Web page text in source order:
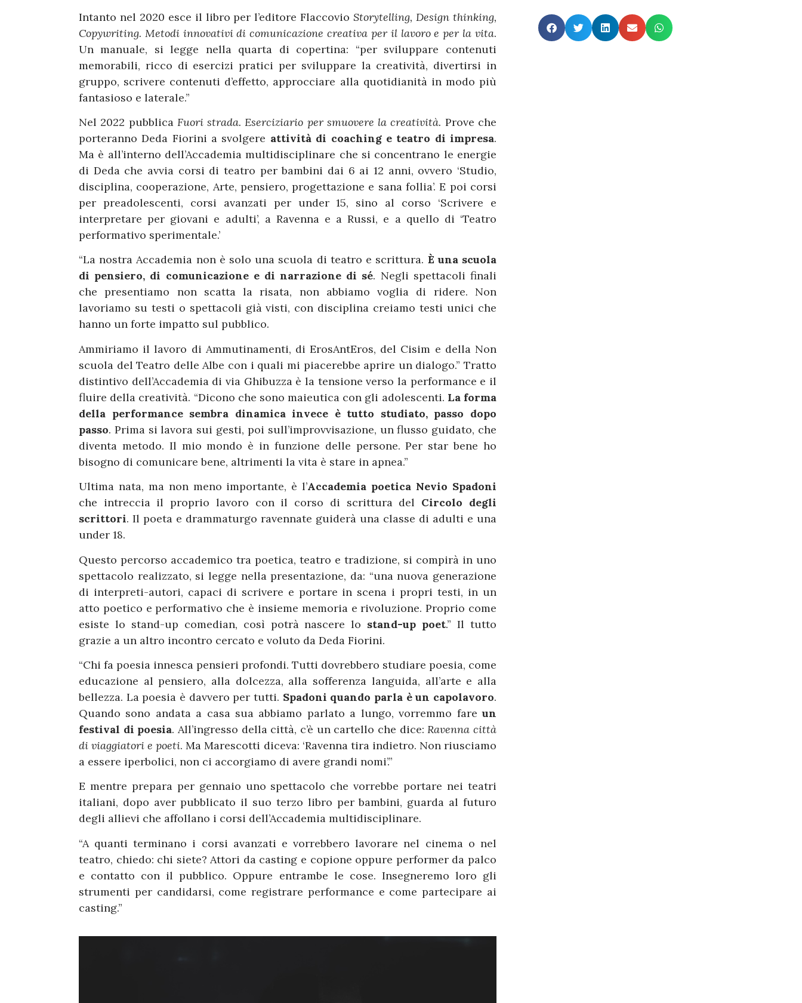
Intanto nel 2020 esce il libro per l’editore FlaccovioStorytelling, Design thinking,
Copywriting. Metodi innovativi di comunicazione creativa per il lavoro e per la vita.
Un manuale, si legge nella quarta di copertina: “per sviluppare contenuti
memorabili, ricco di esercizi pratici per sviluppare la creatività, divertirsi in
gruppo, scrivere contenuti d’effetto, approcciare alla quotidianità in modo più
fantasioso e laterale.”
Nel 2022 pubblica Fuori strada. Eserciziario per smuovere la creatività. Prove che
porteranno Deda Fiorini a svolgere attività di coaching e teatro di impresa.
Ma è all’interno dell’Accademia multidisciplinare che si concentrano le energie
di Deda che avvia corsi di teatro per bambini dai 6 ai 12 anni, ovvero ‘Studio,
disciplina, cooperazione, Arte, pensiero, progettazione e sana follia’. E poi corsi
per preadolescenti, corsi avanzati per under 15, sino al corso ‘Scrivere e
interpretare per giovani e adulti’, a Ravenna e a Russi, e a quello di ‘Teatro
performativo sperimentale.’
“La nostra Accademia non è solo una scuola di teatro e scrittura. È una scuola
di pensiero, di comunicazione e di narrazione di sé. Negli spettacoli finali
che presentiamo non scatta la risata, non abbiamo voglia di ridere. Non
lavoriamo su testi o spettacoli già visti, con disciplina creiamo testi unici che
hanno un forte impatto sul pubblico.
Ammiriamo il lavoro di Ammutinamenti, di ErosAntEros, del Cisim e della Non
scuola del Teatro delle Albe con i quali mi piacerebbe aprire un dialogo.” Tratto
distintivo dell’Accademia di via Ghibuzza è la tensione verso la performance e il
fluire della creatività. “Dicono che sono maieutica con gli adolescenti. La forma
della performance sembra dinamica invece è tutto studiato, passo dopo
passo. Prima si lavora sui gesti, poi sull’improvvisazione, un flusso guidato, che
diventa metodo. Il mio mondo è in funzione delle persone. Per star bene ho
bisogno di comunicare bene, altrimenti la vita è stare in apnea.”
Ultima nata, ma non meno importante, è l’Accademia poetica Nevio Spadoni
che intreccia il proprio lavoro con il corso di scrittura del Circolo degli
scrittori. Il poeta e drammaturgo ravennate guiderà una classe di adulti e una
under 18.
Questo percorso accademico tra poetica, teatro e tradizione, si compirà in uno
spettacolo realizzato, si legge nella presentazione, da: “una nuova generazione
di interpreti-autori, capaci di scrivere e portare in scena i propri testi, in un
atto poetico e performativo che è insieme memoria e rivoluzione. Proprio come
esiste lo stand-up comedian, così potrà nascere lo stand-up poet.” Il tutto
grazie a un altro incontro cercato e voluto da Deda Fiorini.
“Chi fa poesia innesca pensieri profondi. Tutti dovrebbero studiare poesia, come
educazione al pensiero, alla dolcezza, alla sofferenza languida, all’arte e alla
bellezza. La poesia è davvero per tutti. Spadoni quando parla è un capolavoro.
Quando sono andata a casa sua abbiamo parlato a lungo, vorremmo fareun
festival di poesia. All’ingresso della città, c’è un cartello che dice:Ravenna città
di viaggiatori e poeti. Ma Marescotti diceva: ‘Ravenna tira indietro. Non riusciamo
a essere iperbolici, non ci accorgiamo di avere grandi nomi’.”
E mentre prepara per gennaio uno spettacolo che vorrebbe portare nei teatri
italiani, dopo aver pubblicato il suo terzo libro per bambini, guarda al futuro
degli allievi che affollano i corsi dell’Accademia multidisciplinare.
“A quanti terminano i corsi avanzati e vorrebbero lavorare nel cinema o nel
teatro, chiedo: chi siete? Attori da casting e copione oppure performer da palco
e contatto con il pubblico. Oppure entrambe le cose. Insegneremo loro gli
strumenti per candidarsi, come registrare performance e come partecipare ai
casting.”